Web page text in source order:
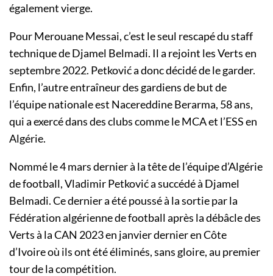
également vierge.
Pour Merouane Messai, c’est le seul rescapé du staff
technique de Djamel Belmadi. Il a rejoint les Verts en
septembre 2022. Petković a donc décidé de le garder.
Enfin, l’autre entraîneur des gardiens de but de
l’équipe nationale est Nacereddine Berarma, 58 ans,
qui a exercé dans des clubs comme le MCA et l’ESS en
Algérie.
Nommé le 4 mars dernier à la tête de l’équipe d’Algérie
de football, Vladimir Petković a succédé à Djamel
Belmadi. Ce dernier a été poussé à la sortie par la
Fédération algérienne de football après la débâcle des
Verts à la CAN 2023 en janvier dernier en Côte
d’Ivoire où ils ont été éliminés, sans gloire, au premier
tour de la compétition.